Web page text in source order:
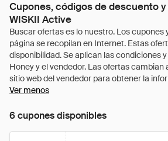
Cupones, códigos de descuento
WISKII Active
Ver menos
6 cupones disponibles